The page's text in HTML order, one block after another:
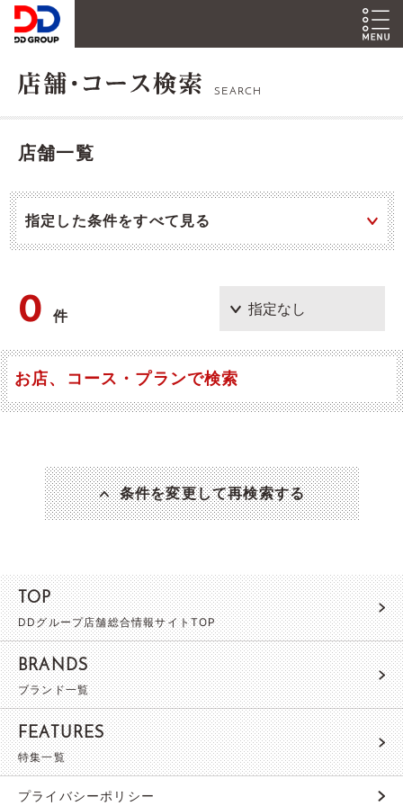
SEARCH
店舗一覧
指定した条件をすべて見る
0件
お店、コース・プランで検索
条件を変更して再検索する
TOP
DDグループ店舗総合情報サイトTOP
BRANDS
ブランド一覧
FEATURES
特集一覧
プライバシーポリシー